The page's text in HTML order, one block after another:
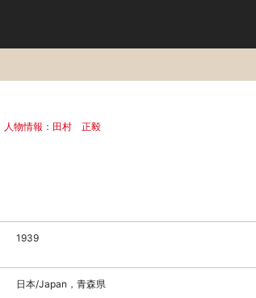
人物情報：田村 正毅
1939
日本/Japan，青森県